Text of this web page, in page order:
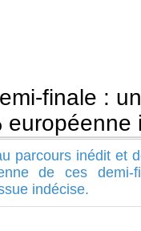
finale :
européenne
parcours inédit et
de ces
indécise.